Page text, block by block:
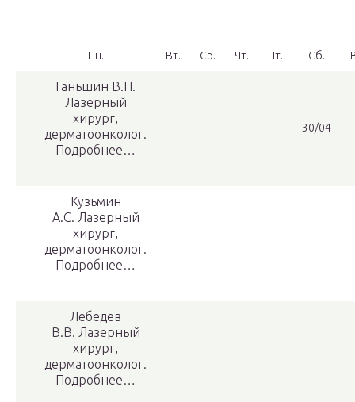
Пн. Вт. Ср. Чт. Пт. Сб.
Ганьшин В.П.
Лазерный
хирург,
дерматоонколог.
Подробнее…
30/04
Кузьмин
А.С. Лазерный
хирург,
дерматоонколог.
Подробнее…
Лебедев
В.В. Лазерный
хирург,
дерматоонколог.
Подробнее…